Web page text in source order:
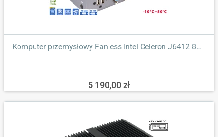
Komputer przemysłowy Fanless Intel Celeron J6412 8GB RAM 2xLAN...
5 190,00 zł